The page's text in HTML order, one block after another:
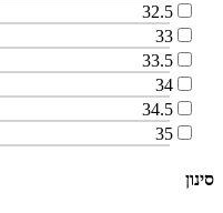
32.5
33
33.5
34
34.5
35
סינון